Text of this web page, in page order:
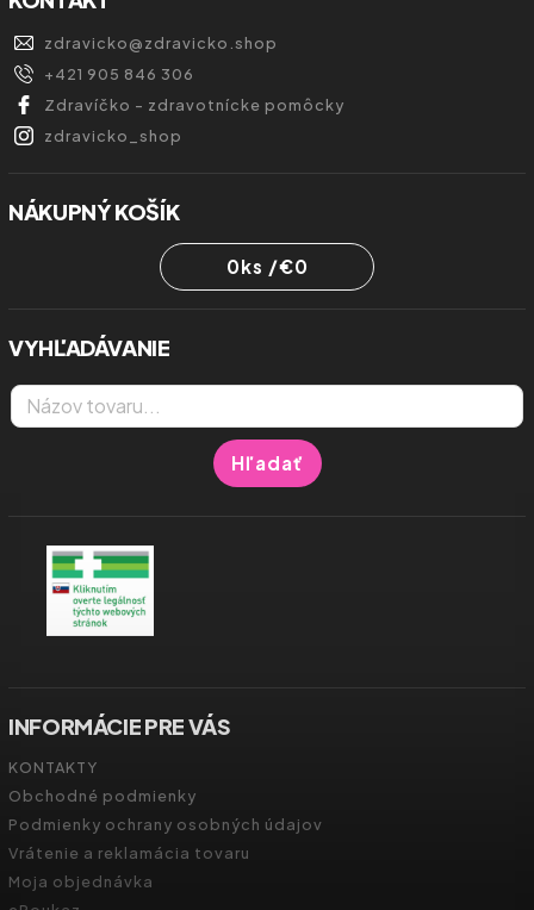
zdravicko@zdravicko.shop
+421 905 846 306
Zdravíčko - zdravotnícke pomôcky
zdravicko_shop
NÁKUPNÝ KOŠÍK
0ks /€0
VYHĽADÁVANIE
Hľadať
INFORMÁCIE PRE VÁS
KONTAKTY
Obchodné podmienky
Podmienky ochrany osobných údajov
Vrátenie a reklamácia tovaru
Moja objednávka